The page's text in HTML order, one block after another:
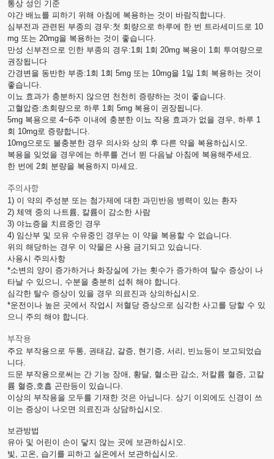
통상 성인 기준
야간 배뇨를 피하기 위해 아침에 복용하는 것이 바람직합니다.
심부전과 관련된 부종의 경우:첫 회량으로 하루에 한 번 트라세미드로 10
mg 또는 20mg을 복용하는 것이 좋습니다.
만성 신부전으로 인한 부종의 경우:1회 1회 20mg 복용이 1회 투여량으로
권장됩니다
간경변을 동반한 부종:1회 1회 5mg 또는 10mg을 1일 1회 복용하는 것이
좋습니다.
이뇨 효과가 충분하지 않으면 천천히 증량하는 것이 좋습니다.
고혈압증:초회량으로 하루 1회 5mg 복용이 권장됩니다.
5mg 복용으로 4~6주 이내에 충분한 이뇨 작용 효과가 없을 경우, 하루 1
회 10mg로 증량합니다.
10mg으로도 불충분한 경우 의사와 상의 후 다른 약을 복용하십시오.
복용을 잊었을 경우에는 하루를 건너 뛴 다음날 아침에 복용해주세요.
한 번에 2회 분량을 복용하지 마세요.
주의사항
1) 이 약의 주성분 또는 첨가제에 대한 과민반응 병력이 있는 환자
2) 체액 중의 나트륨, 칼륨이 감소한 사람
3) 야뇨증을 치료중인 경우
4) 임산부 및 모유 수유중인 경우는 이 약을 복용할 수 없습니다.
위의 해당하는 경우 이 약물은 사용 금기되고 있습니다.
사용시 주의사항
*소변의 양이 증가하거나 화장실에 가는 횟수가 증가하여 탈수 증상이 나
타날 수 있으니, 수분을 충분히 섭취 해야 합니다.
심각한 탈수 증상이 있을 경우 의료진과 상의하십시오.
*운전이나 높은 곳에서 작업시 저혈당 증상으로 심각한 사고를 당할 수 있
으니 주의 해야 합니다.
부작용
주요 부작용으로 두통, 권태감, 갈증, 현기증, 서리, 빈뇨등이 보고되었습
니다.
드문 부작용으로써는 간 기능 장애, 황달, 혈소판 감소, 저칼륨 혈증, 고칼
륨 혈증,호흡 곤란등이 있습니다.
이상의 부작용을 모두를 기재한 것은 아닙니다. 상기 이외에도 신경이 쓰
이는 증상이 나오면 의료진과 상담하십시오.
보관방법
유아 및 어린이 손이 닿지 않는 곳에 보관하십시오.
빛, 고온, 습기를 피하고 실온에서 보관하십시오.